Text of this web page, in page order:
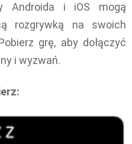
Androida i iOS mogą
rozgrywką na swoich
grę, aby dołączyć
i wyzwań.